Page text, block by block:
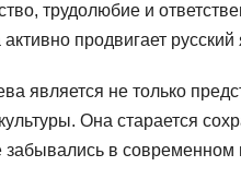
трудолюбие и
продвигает
является не только
Она старается
забывались в современном